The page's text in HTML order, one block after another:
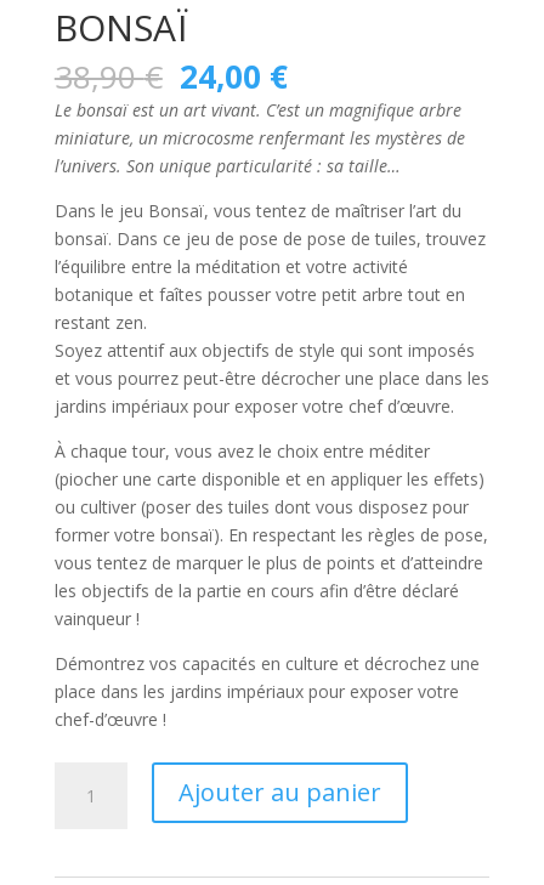
BONSAÏ
38,90€ Le
prix
initial
était :
38,90 €.
24,00 €Le
prix
actuel
est :
24,00 €.
Le bonsaï est un art vivant. C’est un magnifique arbre
miniature, un microcosme renfermant les mystères de
l’univers. Son unique particularité : sa taille…
Dans le jeu Bonsaï, vous tentez de maîtriser l’art du
bonsaï. Dans ce jeu de pose de pose de tuiles, trouvez
l’équilibre entre la méditation et votre activité
botanique et faîtes pousser votre petit arbre tout en
restant zen.
Soyez attentif aux objectifs de style qui sont imposés
et vous pourrez peut-être décrocher une place dans les
jardins impériaux pour exposer votre chef d’œuvre.
À chaque tour, vous avez le choix entre méditer
(piocher une carte disponible et en appliquer les effets)
ou cultiver (poser des tuiles dont vous disposez pour
former votre bonsaï). En respectant les règles de pose,
vous tentez de marquer le plus de points et d’atteindre
les objectifs de la partie en cours afin d’être déclaré
vainqueur !
Démontrez vos capacités en culture et décrochez une
place dans les jardins impériaux pour exposer votre
chef-d’œuvre !
Ajouter au panier